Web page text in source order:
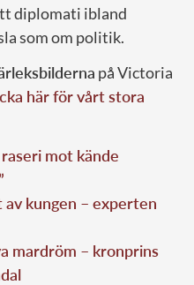
diplomati ibland
som om politik.
på Victoria
här för vårt stora
mot kände
kungen – experten
mardröm – kronprins